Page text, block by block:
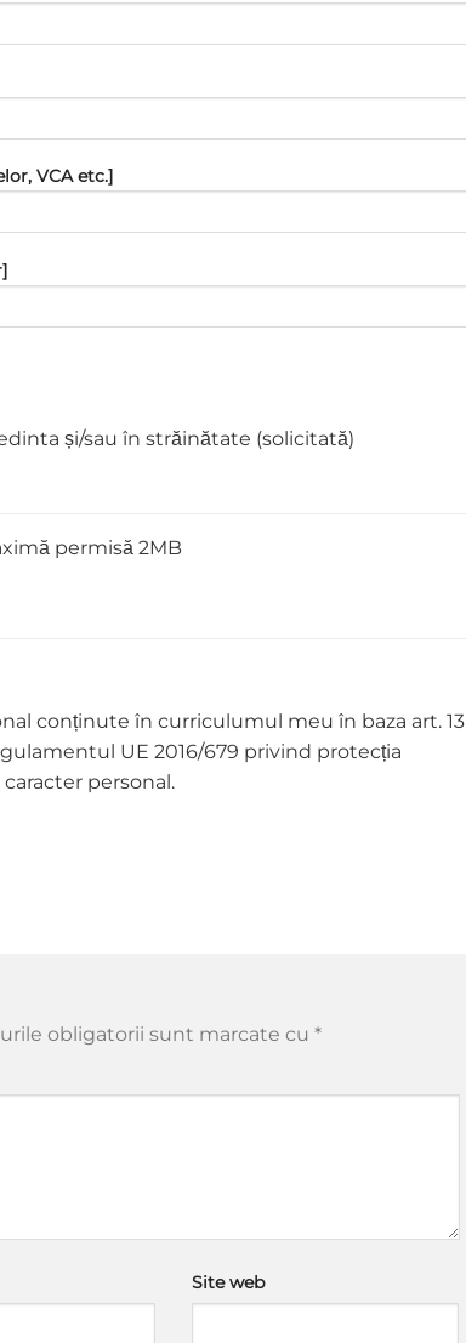
VCA etc.]
și/sau în străinătate (solicitată)
permisă 2MB
conținute în curriculumul meu în baza art. 13
UE 2016/679 privind protecția
personal.
obligatorii sunt marcate cu *
Site web